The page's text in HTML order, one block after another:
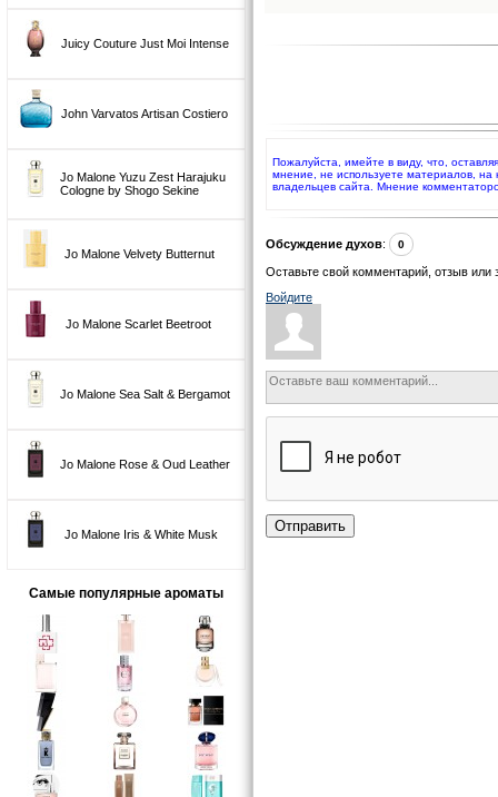
Juicy Couture Just Moi Intense
John Varvatos Artisan Costiero
Jo Malone Yuzu Zest Harajuku
Cologne by Shogo Sekine
Jo Malone Velvety Butternut
Jo Malone Scarlet Beetroot
Jo Malone Sea Salt & Bergamot
Jo Malone Rose & Oud Leather
Jo Malone Iris & White Musk
Самые популярные ароматы
Пожалуйста, имейте в виду, что,
мнение, не используете материалов, на
владельцев сайта. Мнение
Обсуждение духов: 0
Оставьте свой комментарий, отзыв или
Войдите
Отправить